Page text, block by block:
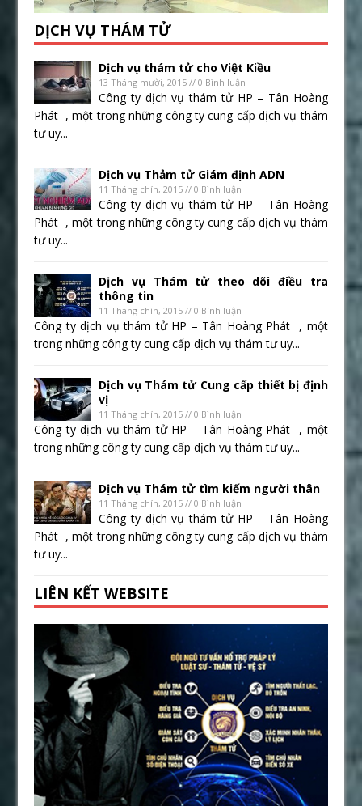
DỊCH VỤ THÁM TỬ
Dịch vụ thám tử cho Việt Kiều
13 Tháng mười, 2015 // 0 Bình luận
Công ty dịch vụ thám tử HP – Tân Hoàng
Phát , một trong những công ty cung cấp dịch vụ thám
tư uy...
Dịch vụ Thảm tử Giám định ADN
11 Tháng chín, 2015 // 0 Bình luận
Công ty dịch vụ thám tử HP – Tân Hoàng
Phát , một trong những công ty cung cấp dịch vụ thám
tư uy...
Dịch vụ Thám tử theo dõi điều tra
thông tin
11 Tháng chín, 2015 // 0 Bình luận
Công ty dịch vụ thám tử HP – Tân Hoàng Phát , một
trong những công ty cung cấp dịch vụ thám tư uy...
Dịch vụ Thám tử Cung cấp thiết bị định
vị
11 Tháng chín, 2015 // 0 Bình luận
Công ty dịch vụ thám tử HP – Tân Hoàng Phát , một
trong những công ty cung cấp dịch vụ thám tư uy...
Dịch vụ Thám tử tìm kiếm người thân
11 Tháng chín, 2015 // 0 Bình luận
Công ty dịch vụ thám tử HP – Tân Hoàng
Phát , một trong những công ty cung cấp dịch vụ thám
tư uy...
LIÊN KẾT WEBSITE